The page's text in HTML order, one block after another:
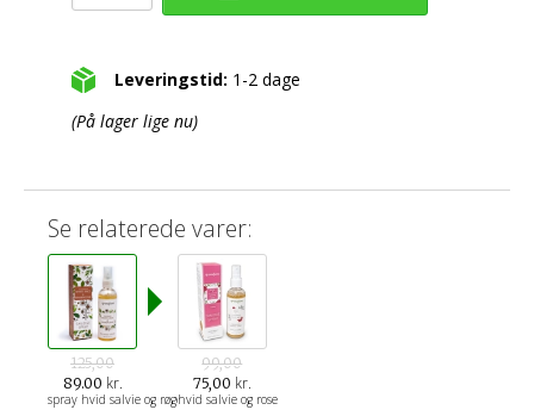
Leveringstid: 1-2 dage
(På lager lige nu)
Se relaterede varer:
125,00
89.00 kr.
spray hvid salvie og røgelse
99,00
75,00 kr.
hvid salvie og rose